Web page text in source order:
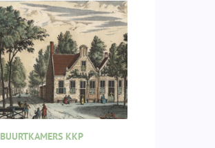
BUURTKAMERS KKP